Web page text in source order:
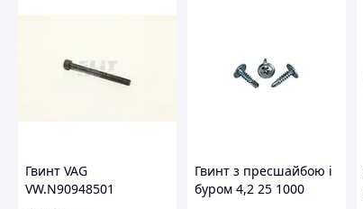
Гвинт VAG
VW.N90948501
Гвинт з пресшайбою і
буром 4,2 25 1000